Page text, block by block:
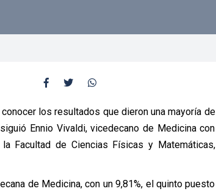
los resultados que dieron una mayoría de
Ennio Vivaldi, vicedecano de Medicina con
Facultad de Ciencias Físicas y Matemáticas,
de Medicina, con un 9,81%, el quinto puesto